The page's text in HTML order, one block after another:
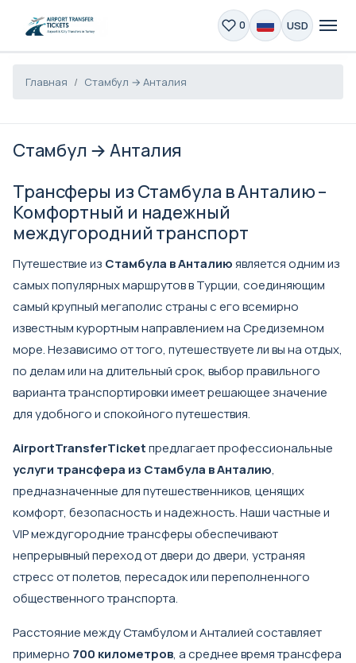
0 USD
Главная Стамбул → Анталия
Стамбул → Анталия
Трансферы из Стамбула в Анталию –
Комфортный и надежный
междугородний транспорт
Путешествие из Стамбула в Анталиюявляется одним из
самых популярных маршрутов в Турции, соединяющим
самый крупный мегаполис страны с его всемирно
известным курортным направлением на Средиземном
море. Независимо от того, путешествуете ли вы на отдых,
по делам или на длительный срок, выбор правильного
варианта транспортировки имеет решающее значение
для удобного и спокойного путешествия.
AirportTransferTicketпредлагает профессиональные
услуги трансфера из Стамбула в Анталию,
предназначенные для путешественников, ценящих
комфорт, безопасность и надежность. Наши частные и
VIP междугородние трансферы обеспечивают
непрерывный переход от двери до двери, устраняя
стресс от полетов, пересадок или переполненного
общественного транспорта.
Расстояние между Стамбулом и Анталией составляет
примерно 700 километров, а среднее время трансфера